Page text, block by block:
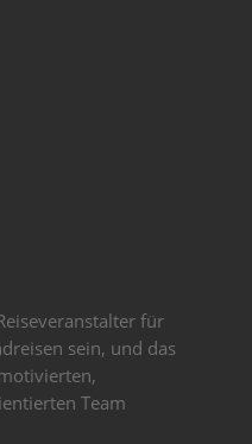
für
sein, und das
Team